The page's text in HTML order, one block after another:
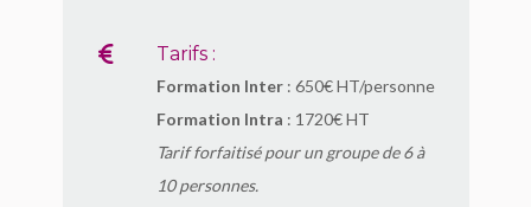
Tarifs :
Formation Inter: 650€ HT/personne
Formation Intra : 1720€ HT
Tarif forfaitisé pour un groupe de 6 à
10 personnes.